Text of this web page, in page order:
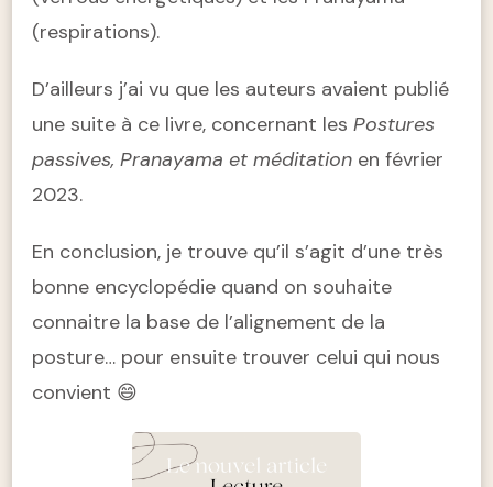
(respirations).
D’ailleurs j’ai vu que les auteurs avaient publié
une suite à ce livre, concernant les Postures
passives, Pranayama et méditation en février
2023.
En conclusion, je trouve qu’il s’agit d’une très
bonne encyclopédie quand on souhaite
connaitre la base de l’alignement de la
posture… pour ensuite trouver celui qui nous
convient 😄